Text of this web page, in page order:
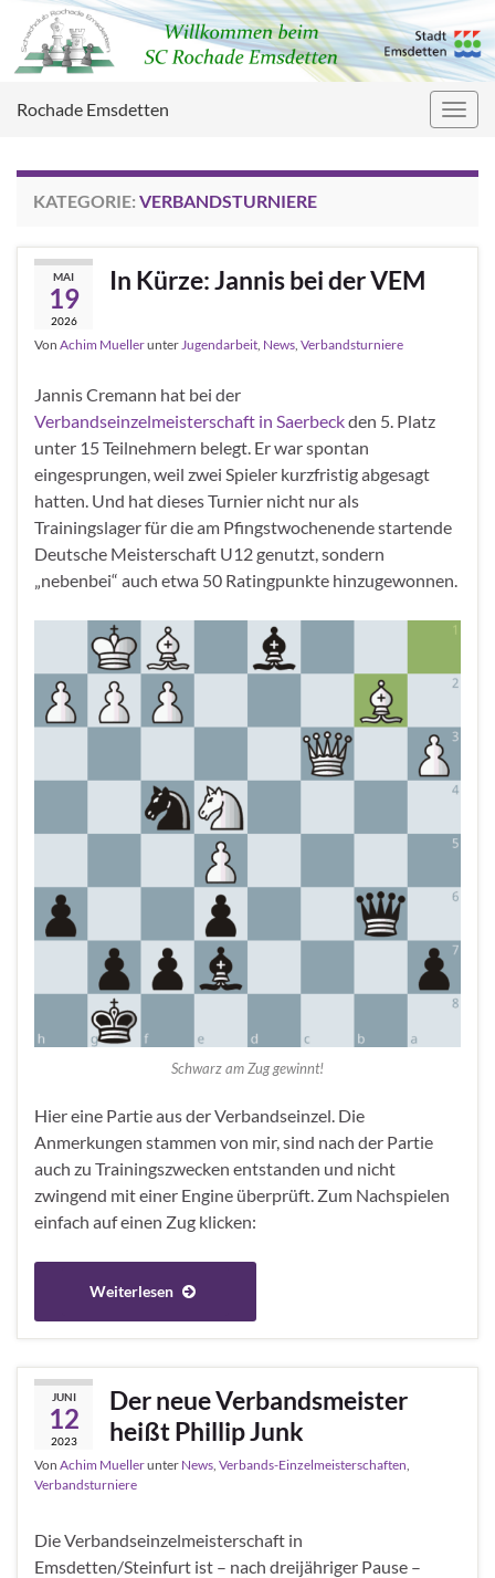
Rochade Emsdetten
KATEGORIE: VERBANDSTURNIERE
MAI
19
2026
In Kürze: Jannis bei der VEM
Von Achim Muellerunter Jugendarbeit News Verbandsturniere
Jannis Cremann hat bei der
Verbandseinzelmeisterschaft in Saerbeckden 5. Platz
unter 15 Teilnehmern belegt. Er war spontan
eingesprungen, weil zwei Spieler kurzfristig abgesagt
hatten. Und hat dieses Turnier nicht nur als
Trainingslager für die am Pfingstwochenende startende
Deutsche Meisterschaft U12 genutzt, sondern
„nebenbei“ auch etwa 50 Ratingpunkte hinzugewonnen.
Schwarz am Zug gewinnt!
Hier eine Partie aus der Verbandseinzel. Die
Anmerkungen stammen von mir, sind nach der Partie
auch zu Trainingszwecken entstanden und nicht
zwingend mit einer Engine überprüft. Zum Nachspielen
einfach auf einen Zug klicken:
Weiterlesen
JUNI
12
2023
Der neue Verbandsmeister
heißt Phillip Junk
Von Achim Muellerunter News Verbands-Einzelmeisterschaften
Verbandsturniere
Die Verbandseinzelmeisterschaft in
Emsdetten/Steinfurt ist – nach dreijähriger Pause –